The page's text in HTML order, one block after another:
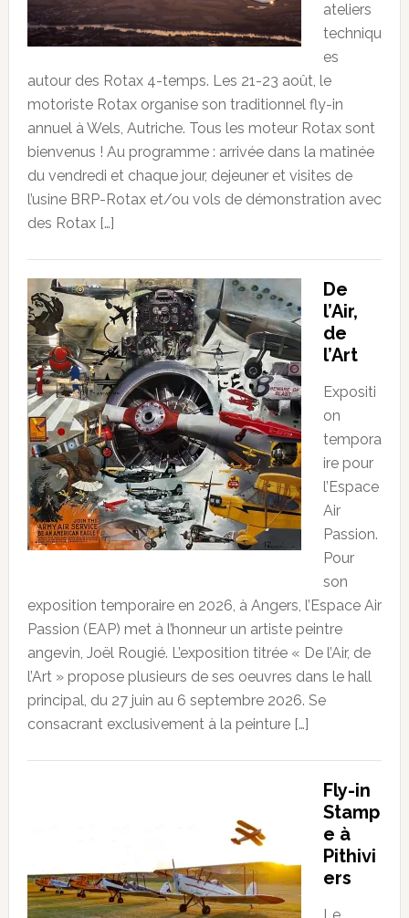
ateliers
techniqu
es
autour des Rotax 4-temps. Les 21-23 août, le
motoriste Rotax organise son traditionnel fly-in
annuel à Wels, Autriche. Tous les moteur Rotax sont
bienvenus ! Au programme : arrivée dans la matinée
du vendredi et chaque jour, dejeuner et visites de
l’usine BRP-Rotax et/ou vols de démonstration avec
des Rotax […]
De
l’Air,
de
l’Art
Expositi
on
tempora
ire pour
l’Espace
Air
Passion.
Pour
son
exposition temporaire en 2026, à Angers, l’Espace Air
Passion (EAP) met à l’honneur un artiste peintre
angevin, Joël Rougié. L’exposition titrée « De l’Air, de
l’Art » propose plusieurs de ses oeuvres dans le hall
principal, du 27 juin au 6 septembre 2026. Se
consacrant exclusivement à la peinture […]
Fly-in
Stamp
e à
Pithivi
ers